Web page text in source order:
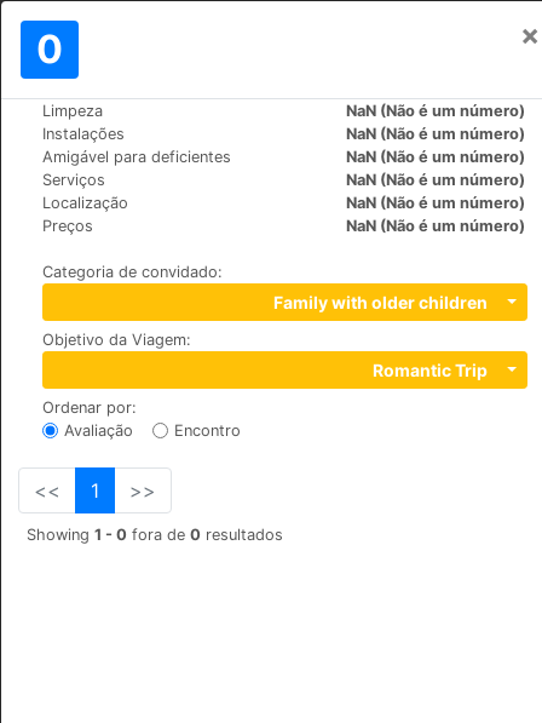
0 ×
Limpeza
NaN (Não é um número)
Instalações
NaN (Não é um número)
Amigável para deficientes
NaN (Não é um número)
Serviços
NaN (Não é um número)
Localização
NaN (Não é um número)
Preços
NaN (Não é um número)
Categoria de convidado:
Family with older children
Objetivo da Viagem:
Romantic Trip
Ordenar por:
Avaliação
Encontro
<< 1 >>
Showing 1 - 0 fora de 0 resultados
Mundo>Turkey
Moonshine Apart Hotel
+90 (0)2523134434
Mars Mabedi caddesi No:57, 48200